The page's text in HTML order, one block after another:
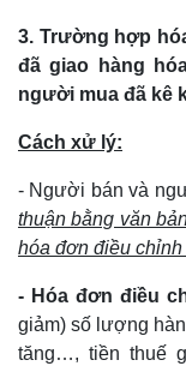
3. Trường hợp
đã giao hàng
người mua đã kê
Cách xử lý:
- Người bán và
thuận bằng văn
hóa đơn điều chỉnh
- Hóa đơn điều
giảm) số lượng
tăng…, tiền thuế